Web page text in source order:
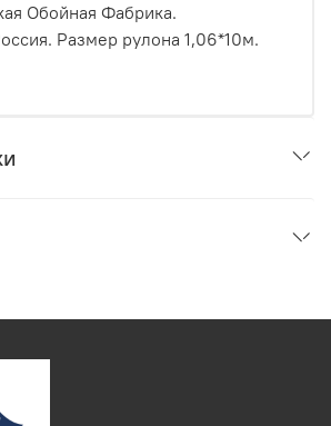
Обойная Фабрика.
Размер рулона 1,06*10м.